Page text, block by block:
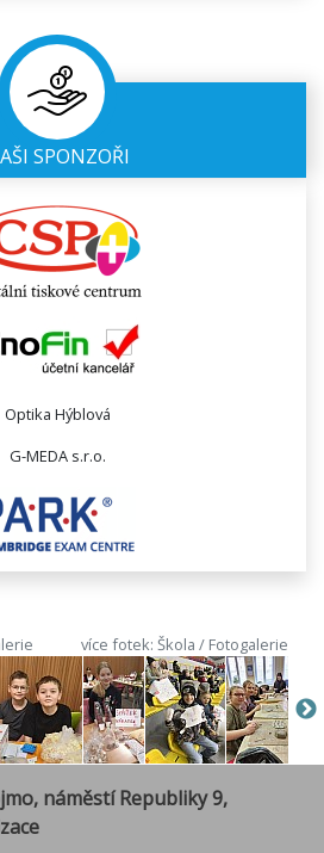
SPONZOŘI
Optika Hýblová
G-MEDA s.r.o.
více fotek: Škola / Fotogalerie
náměstí Republiky 9,